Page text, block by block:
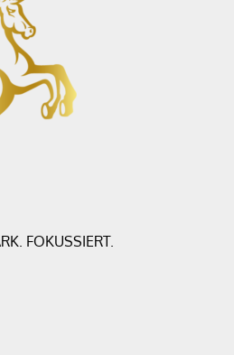
FOKUSSIERT.